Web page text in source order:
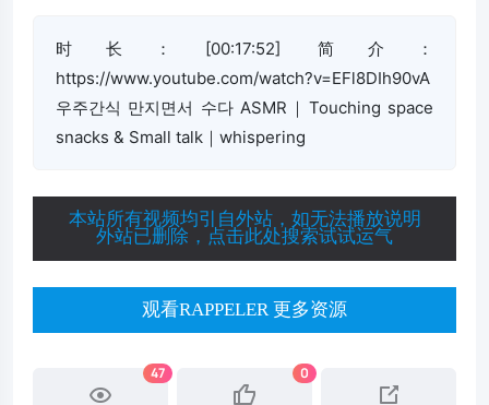
时长：[00:17:52] 简介：
https://www.youtube.com/watch?v=EFl8DIh90vA
우주간식 만지면서 수다 ASMR｜Touching space
snacks & Small talk｜whispering
本站所有视频均引自外站，如无法播放说明
外站已删除，点击此处搜索试试运气
观看RAPPELER 更多资源
47 0